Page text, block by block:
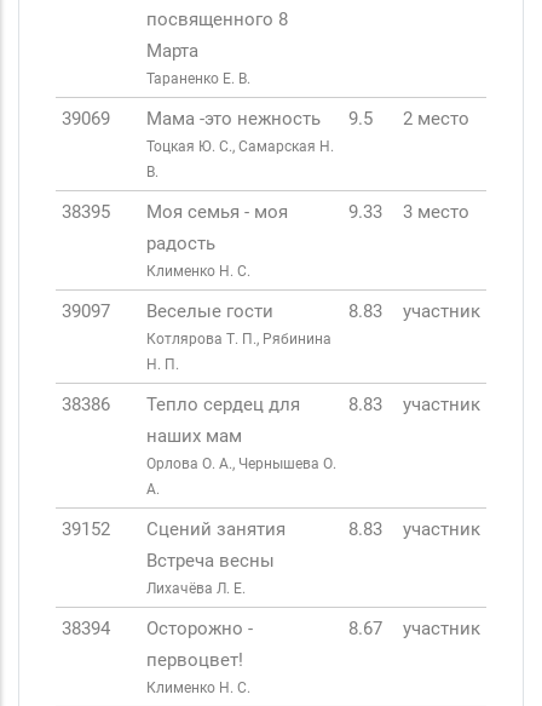
посвященного 8
Марта
Тараненко Е. В.
39069 Мама -это нежность
Тоцкая Ю. С., Самарская Н.
В.
9.5 2 место
38395
Моя семья - моя
радость
Клименко Н. С.
9.33 3 место
39097 Веселые гости
Котлярова Т. П., Рябинина
Н. П.
8.83 участник
38386
Тепло сердец для
наших мам
Орлова О. А., Чернышева О.
А.
8.83 участник
39152
Сцений занятия
Встреча весны
Лихачёва Л. Е.
8.83 участник
38394
Осторожно -
первоцвет!
Клименко Н. С.
8.67 участник